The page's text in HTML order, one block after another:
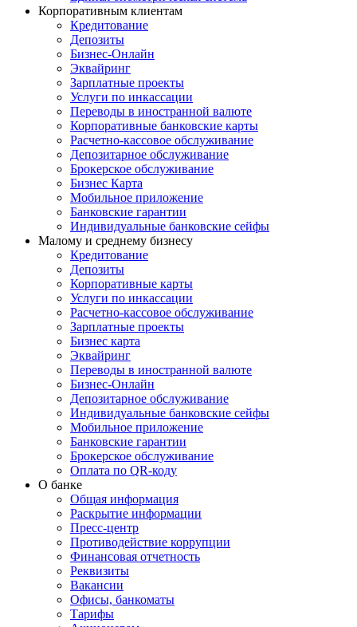
Корпоративным клиентам
Кредитование
Депозиты
Бизнес-Онлайн
Эквайринг
Зарплатные проекты
Услуги по инкассации
Переводы в иностранной валюте
Корпоративные банковские карты
Расчетно-кассовое обслуживание
Депозитарное обслуживание
Брокерское обслуживание
Бизнес Карта
Мобильное приложение
Банковские гарантии
Индивидуальные банковские сейфы
Малому и среднему бизнесу
Кредитование
Депозиты
Корпоративные карты
Услуги по инкассации
Расчетно-кассовое обслуживание
Зарплатные проекты
Бизнес карта
Эквайринг
Переводы в иностранной валюте
Бизнес-Онлайн
Депозитарное обслуживание
Индивидуальные банковские сейфы
Мобильное приложение
Банковские гарантии
Брокерское обслуживание
Оплата по QR-коду
О банке
Общая информация
Раскрытие информации
Пресс-центр
Противодействие коррупции
Финансовая отчетность
Реквизиты
Вакансии
Офисы, банкоматы
Тарифы